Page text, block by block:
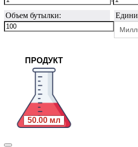
Объем бутылки:
ПРОДУКТ
50.00 мл